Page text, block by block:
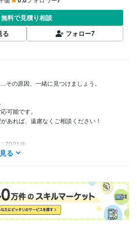
無料で見積り相談
る
フォロー7
その原因、一緒に見つけましょう。
可能です。
: 2021年
る